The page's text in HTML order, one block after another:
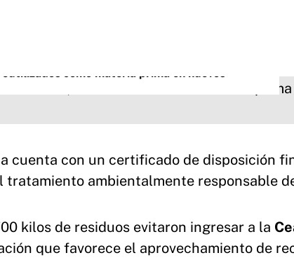
como materia prima en nuevos
cuenta con un certificado de disposición
tratamiento ambientalmente responsable
kilos de residuos evitaron ingresar a la
que favorece el aprovechamiento de